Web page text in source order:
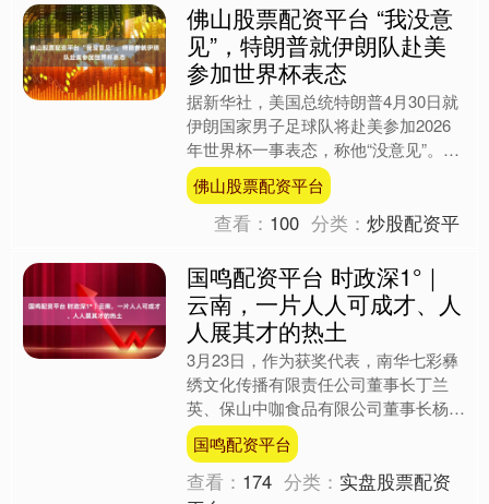
佛山股票配资平台 “我没意
见”，特朗普就伊朗队赴美
参加世界杯表态
据新华社，美国总统特朗普4月30日就
伊朗国家男子足球队将赴美参加2026
年世界杯一事表态，称他“没意见”。特
朗普在总统办公室告诉媒体记者，既然
国际足联主席因凡蒂....
佛山股票配资平台
查看： 100 分类：炒股配资平
国鸣配资平台 时政深1°｜
云南，一片人人可成才、人
人展其才的热土
3月23日，作为获奖代表，南华七彩彝
绣文化传播有限责任公司董事长丁兰
英、保山中咖食品有限公司董事长杨竹
先后上台发言，分享自己的创业故事。
一位是彝绣传承人，带着....
国鸣配资平台
查看： 174 分类： 实盘股票配资